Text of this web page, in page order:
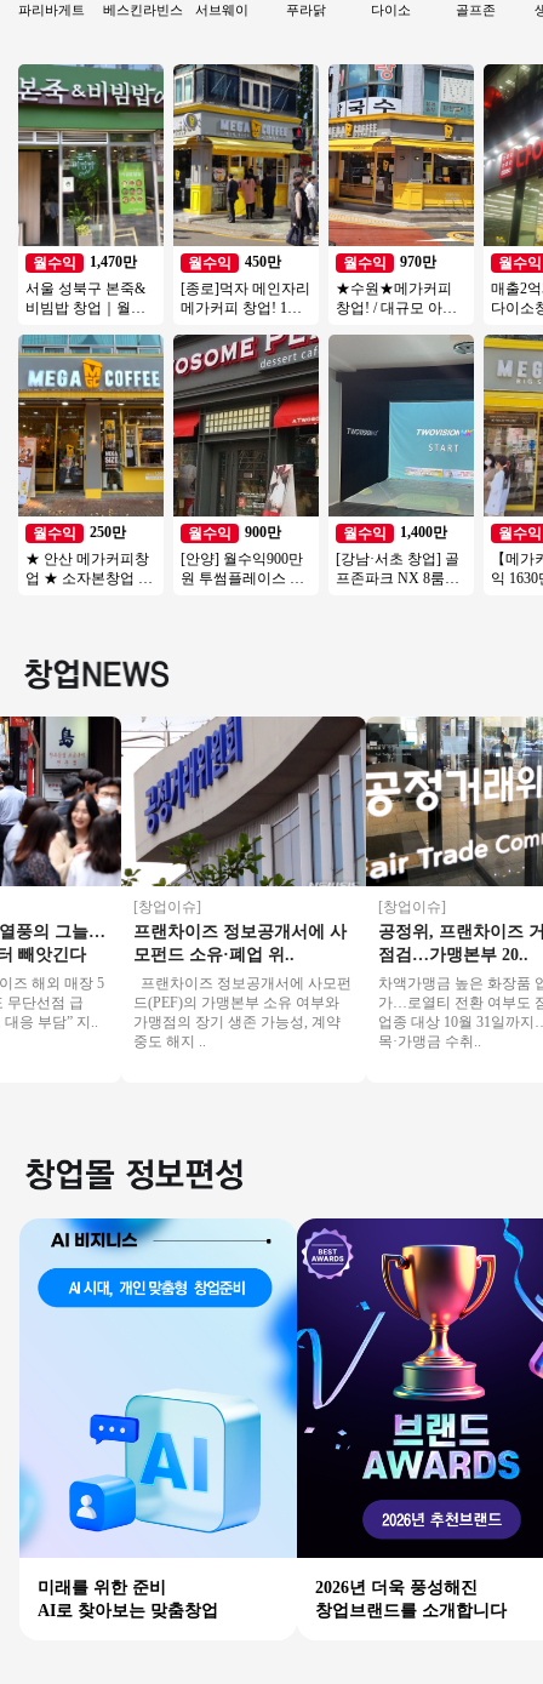
파리바게트 베스킨라빈스 서브웨이 푸라닭 다이소 골프존
월수익
1,470만
서울 성북구 본죽&
비빔밥 창업｜월매
1억5천 창업 분석
월수익
250만
★ 안산 메가커피창
업 ★ 소자본창업 총
월수익
450만
[종로]먹자 메인자리
메가커피 창업! 1억
천
월수익
900만
[안양] 월수익900만
원 투썸플레이스 오
월수익
970만
★수원★메가커피
창업! / 대규모 아파
쟁업체 모두 입점완!
월수익
1,400만
[강남·서초 창업] 골
프존파크 NX 8룸｜
월수익
매출2
다이소
소 인수
월수익
【메가
익
의 그늘…
앗긴다
해외 매장 5
선점 급
부담” 지..
[창업이슈]
프랜차이즈 정보공개서에 사
모펀드 소유·폐업 위..
프랜차이즈 정보공개서에 사모펀
드(PEF)의 가맹본부 소유 여부와
가맹점의 장기 생존 가능성, 계약
중도 해지 ..
[창업이슈]
공정위, 프랜차이즈 거래
점검…가맹본부 20..
차액가맹금 높은 화장품 업종
가…로열티 전환 여부도 점검
업종 대상 10월 31일까지…
목·가맹금 수취..
미래를 위한 준비
AI로 찾아보는 맞춤창업
2026년 더욱 풍성해진
창업브랜드를 소개합니다